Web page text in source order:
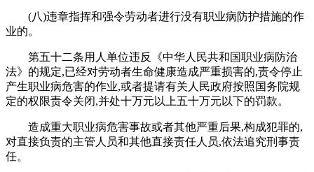
(八)违章指挥和强令劳动者进行没有职业病防护措施的作
业的。
第五十二条用人单位违反《中华人民共和国职业病防治
法》的规定,已经对劳动者生命健康造成严重损害的,责令停止
产生职业病危害的作业,或者提请有关人民政府按照国务院规
定的权限责令关闭,并处十万元以上五十万元以下的罚款。
造成重大职业病危害事故或者其他严重后果,构成犯罪的,
对直接负责的主管人员和其他直接责任人员,依法追究刑事责
任。